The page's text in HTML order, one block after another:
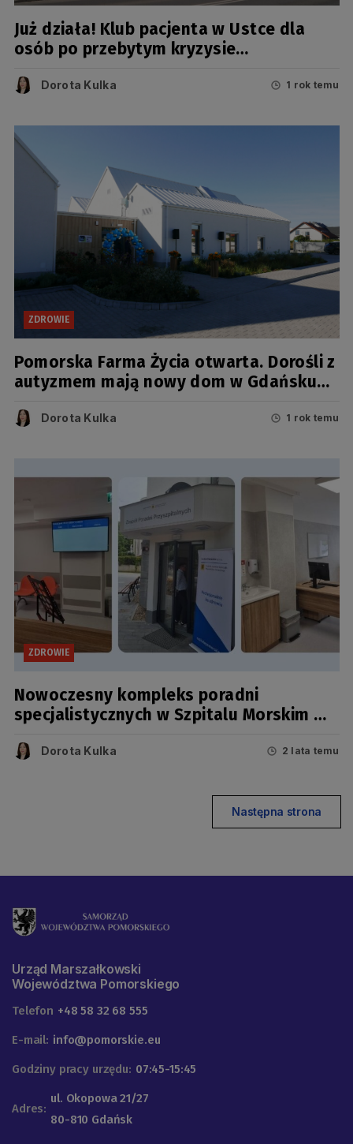
Już działa! Klub pacjenta w Ustce dla
osób po przebytym kryzysie
Dorota Kulka 1 rok temu
ZDROWIE
Pomorska Farma Życia otwarta. Dorośli z
autyzmem mają nowy dom w Gdańsku
Dorota Kulka 1 rok temu
ZDROWIE
Nowoczesny kompleks poradni
specjalistycznych w Szpitalu Morskim w
Dorota Kulka 2 lata temu
Następna strona
Urząd Marszałkowski
Województwa Pomorskiego
Telefon +48 58 32 68 555
E-mail: info@pomorskie.eu
Godziny pracy urzędu: 07:45-15:45
Adres:
ul. Okopowa 21/27
80-810 Gdańsk